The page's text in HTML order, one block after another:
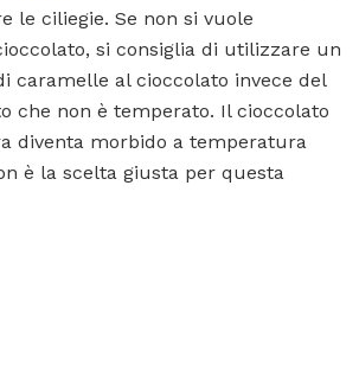
le ciliegie. Se non si vuole
si consiglia di utilizzare un
caramelle al cioccolato invece del
che non è temperato. Il cioccolato
diventa morbido a temperatura
è la scelta giusta per questa